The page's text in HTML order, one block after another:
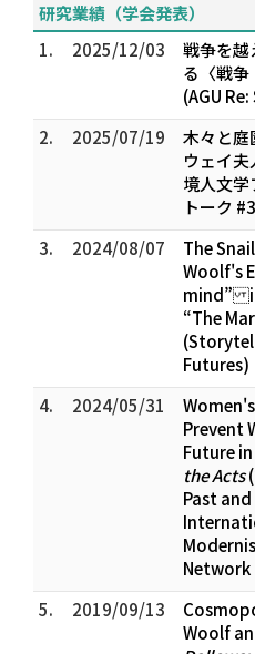
研究業績（学会発表）
1.
2025/12/03
戦争を越
る〈戦
(AGU
2.
2025/07/19
木々と庭
ウェイ
境人文学
トーク
3.
2024/08/07
The
Woolf's
mind”
“The
Futures)
4.
2024/05/31
Prevent
Future
the Acts
Past
Network
5.
2019/09/13
Woolf